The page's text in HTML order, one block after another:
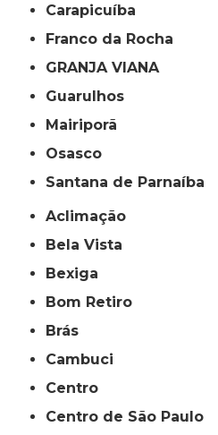
Carapicuíba
Franco da Rocha
GRANJA VIANA
Guarulhos
Mairiporã
Osasco
Santana de Parnaíba
Aclimação
Bela Vista
Bexiga
Bom Retiro
Brás
Cambuci
Centro
Centro de São Paulo